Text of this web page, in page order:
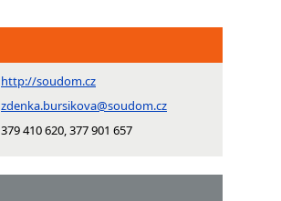
http://soudom.cz
zdenka.bursikova@soudom.cz
379 410 620, 377 901 657